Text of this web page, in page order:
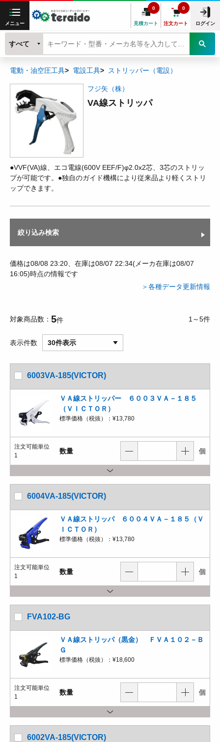
メニュー 見積カート
0
注文カート
0
ログイン
すべて
電動・油空圧工具 電設工具 ストリッパー（電設）
フジ矢（株）
VA線ストリッパ
●VVF(VA)線、エコ電線(600V EEF/F)φ2.0x2芯、3芯のストリッ
プが可能です。●独自のガイド機構により従来品より軽くストリ
ップできます。
絞り込み検索
価格は08/08 23:20、在庫は08/07 22:34(メーカ在庫は08/07
16:05)時点の情報です
＞各種データ更新情報
対象商品数 5件 1～5件
表示件数 30件表示
6003VA-185(VICTOR)
ＶＡ線ストリッパー ６００３ＶＡ－１８５
（ＶＩＣＴＯＲ）
標準価格（税抜）： ¥13,780
注文可能単位
1
数量 個
6004VA-185(VICTOR)
ＶＡ線ストリッパ ６００４ＶＡ－１８５（Ｖ
ＩＣＴＯＲ）
標準価格（税抜）： ¥13,780
注文可能単位
1
数量 個
FVA102-BG
ＶＡ線ストリッパ（黒金） ＦＶＡ１０２－Ｂ
Ｇ
標準価格（税抜）： ¥18,600
注文可能単位
1
数量 個
6002VA-185(VICTOR)